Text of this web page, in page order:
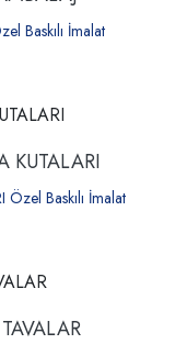
Baskılı İmalat
KUTALARI
Baskılı İmalat